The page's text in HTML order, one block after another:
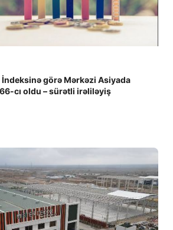
İndeksinə görə Mərkəzi Asiyada
cı oldu – sürətli irəliləyiş